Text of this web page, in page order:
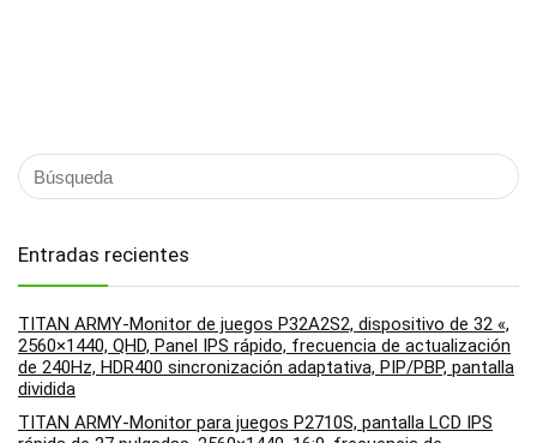
Entradas recientes
TITAN ARMY-Monitor de juegos P32A2S2, dispositivo de 32 «,
2560×1440, QHD, Panel IPS rápido, frecuencia de actualización
de 240Hz, HDR400 sincronización adaptativa, PIP/PBP, pantalla
dividida
TITAN ARMY-Monitor para juegos P2710S, pantalla LCD IPS